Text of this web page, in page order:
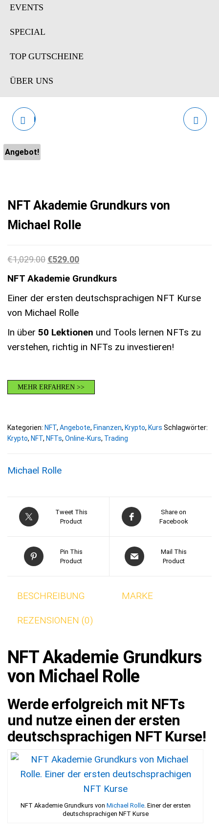
EVENTS
SPECIAL
TOP GUTSCHEINE
ÜBER UNS
BUCHBUNDLE ONLINE
KURSE VON HERMANN
Angebot!
NFT Akademie Grundkurs von
Michael Rolle
€1,029.00 Ursprünglicher Preis war: €1,029.00
€529.00Aktueller Preis ist: €529.00.
NFT Akademie Grundkurs
Einer der ersten deutschsprachigen NFT Kurse
von Michael Rolle
In über 50 Lektionen und Tools lernen NFTs zu
verstehen, richtig in NFTs zu investieren!
MEHR ERFAHREN >>
Kategorien: NFT, Angebote, Finanzen, Krypto, Kurs Schlagwörter:
Krypto, NFT, NFTs, Online-Kurs, Trading
Michael Rolle
Tweet This
Product
Share on
Facebook
Pin This
Product
Mail This
Product
BESCHREIBUNG MARKE
REZENSIONEN (0)
NFT Akademie Grundkurs
von Michael Rolle
Werde erfolgreich mit NFTs
und nutze einen der ersten
deutschsprachigen NFT Kurse!
NFT Akademie Grundkurs von Michael Rolle. Einer der ersten
deutschsprachigen NFT Kurse